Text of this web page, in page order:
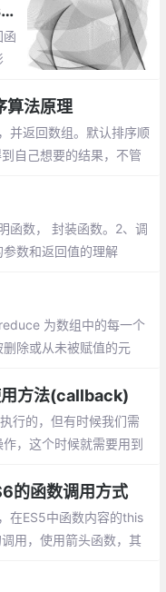
什么是函数的副作用——理解js编程中函数的副作用
函
算法原理
并返回数组。默认排序顺
自己想要的结果，不管
顺序的数字
函数， 封装函数。2、调
数和返回值的理解
为数组中的每一个
除或从未被赋值的元
方法(callback)
行的，但有时候我们需
，这个时候就需要用到
的函数调用方式
在ES5中函数内容的this
用，使用箭头函数，其